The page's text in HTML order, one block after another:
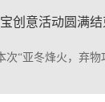
创意活动圆满结
“亚冬烽火，弃